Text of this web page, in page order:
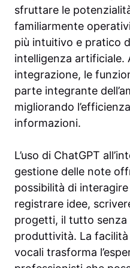
sfruttare le
familiarmente
più intuitivo e pratico
intelligenza artificiale.
integrazione, le
parte integrante
migliorando
informazioni.
L’uso di ChatGPT
gestione delle note
possibilità di
registrare idee,
progetti, il tutto
produttività. La
vocali trasforma